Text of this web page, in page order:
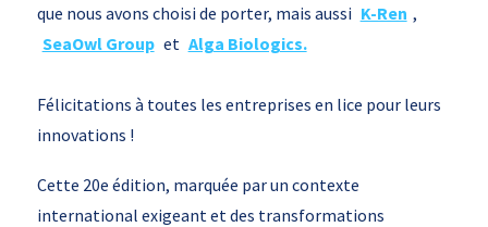
que nous avons choisi de porter, mais aussi K-Ren ,
SeaOwl Group et Alga Biologics.
Félicitations à toutes les entreprises en lice pour leurs
innovations !
Cette 20e édition, marquée par un contexte
international exigeant et des transformations